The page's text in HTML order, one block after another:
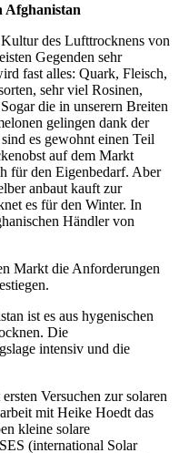
Afghanistan
des Lufttrocknens von
Gegenden sehr
fast alles: Quark, Fleisch,
sehr viel Rosinen,
die in unserern Breiten
gelingen dank der
es gewohnt einen Teil
auf dem Markt
für den Eigenbedarf. Aber
anbaut kauft zur
es für den Winter. In
Händler von
Markt die Anforderungen
ist es aus hygenischen
Die
intensiv und die
Versuchen zur solaren
mit Heike Hoedt das
kleine solare
(international Solar